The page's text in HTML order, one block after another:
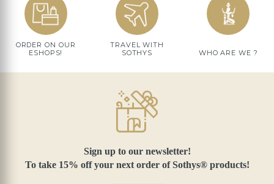
ORDER ON OUR
ESHOPS!
TRAVEL WITH
SOTHYS
WHO ARE WE ?
Sign up to our newsletter!
To take 15% off your next order of Sothys® products!